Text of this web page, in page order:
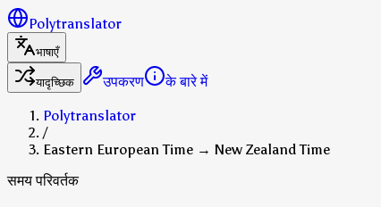
Polytranslator
भाषाएँ
यादृच्छिक
उपकरण
के बारे में
Polytranslator
/
Eastern European Time → New Zealand Time
समय परिवर्तक